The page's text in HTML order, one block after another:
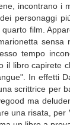
incontrano i
personaggi
film.
tempo
il libro capirete
In effetti
scrittrice per
ma
una risata,